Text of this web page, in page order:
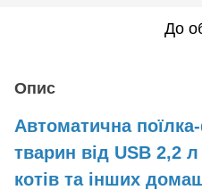
До
Опис
Автоматична
тварин від USB 2,2
котів та інших